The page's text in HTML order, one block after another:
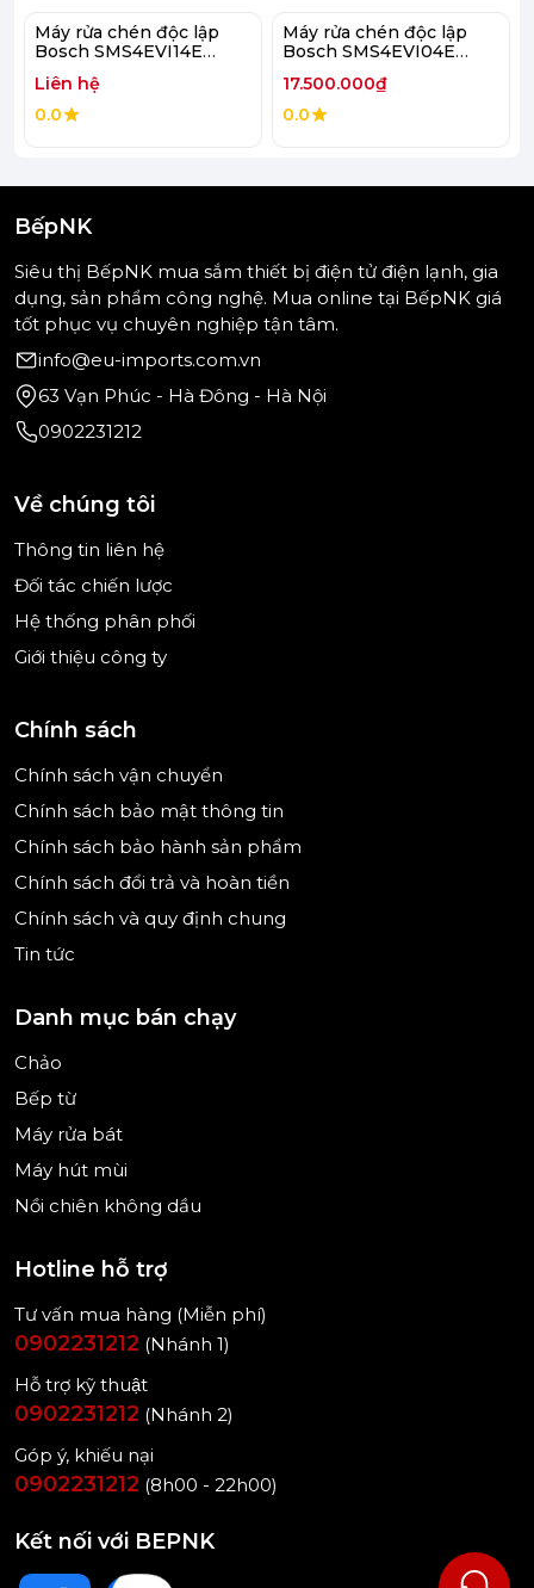
Công suất - Độ ồn
- Rửa được lượng chén đĩa tương đương với 3 - 4
bữa ăn Việt (khoảng 14 bộ Châu Âu) cùng mức
công suất hoạt động mạnh mẽ 0,645 kWh/chu kỳ
rửa, lượng nước tiêu thụ ~ 9 lít/lần rửa.
- Độ ồn chỉ ở mức 42 dB như âm thanh khi bạn trò
chuyện thì thầm, giữ cho không gian bếp đủ yên
tĩnh để bạn không cảm thấy khó chịu mỗi khi nghỉ
Chương trình rửa
chọn để bạn rửa chén bát sạch sẽ, tránh hao phí
điện, nước với các chương trình như:
+ Rửa tự động (Automatic) 45°C - 65°C.
+ Rửa chuyên sâu (Intensive) 70°C.
+ Rửa tiêu chuẩn (ECO) 50°C.
+ Rửa nhanh 65 độ trong 1h (Express 65° - 1h).
+ Rửa siêu tĩnh (Silence) 50°C.
+ Ghi nhớ chương trình (Favourite).
Máy rửa chén độc lập
Bosch SMS4EVI14E
Liên hệ
0.0
Máy rửa chén độc lập
Bosch SMS4EVI04E
17.500.000₫
0.0
BếpNK
Siêu thị BếpNK mua sắm thiết bị điện tử điện lạnh, gia
dụng, sản phẩm công nghệ. Mua online tại BếpNK giá
tốt phục vụ chuyên nghiệp tận tâm.
info@eu-imports.com.vn
63 Vạn Phúc - Hà Đông - Hà Nội
0902231212
Về chúng tôi
Thông tin liên hệ
Đối tác chiến lược
Hệ thống phân phối
Giới thiệu công ty
Chính sách
Chính sách vận chuyển
Chính sách bảo mật thông tin
Chính sách bảo hành sản phẩm
Chính sách đổi trả và hoàn tiền
Chính sách và quy định chung
Tin tức
Danh mục bán chạy
Chảo
Bếp từ
Máy rửa bát
Máy hút mùi
Nồi chiên không dầu
Hotline hỗ trợ
Tư vấn mua hàng (Miễn phí)
0902231212 (Nhánh 1)
Hỗ trợ kỹ thuật
0902231212 (Nhánh 2)
Góp ý, khiếu nại
0902231212 (8h00 - 22h00)
Kết nối với BEPNK